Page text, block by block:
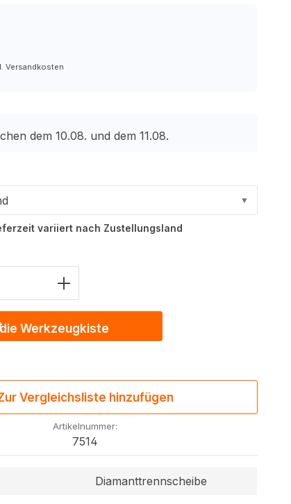
Versandkosten
dem 10.08. und dem 11.08.
▼
variiert nach Zustellungsland
Gib den gewünschten Wert
Werkzeugkiste
Vergleichsliste hinzufügen
Artikelnummer:
7514
Diamanttrennscheibe